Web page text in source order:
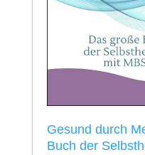
Gesund durch
Buch der